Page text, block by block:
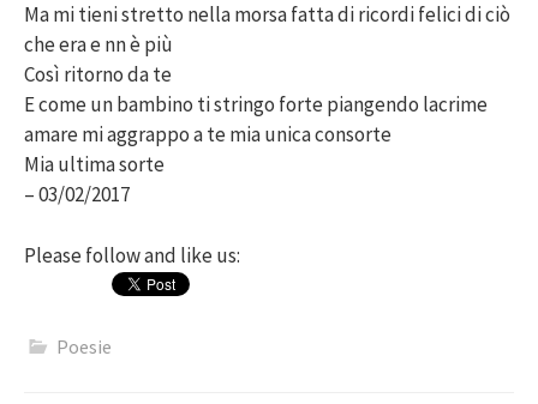
Ma mi tieni stretto nella morsa fatta di ricordi felici di ciò
che era e nn è più
Così ritorno da te
E come un bambino ti stringo forte piangendo lacrime
amare mi aggrappo a te mia unica consorte
Mia ultima sorte
– 03/02/2017
Please follow and like us:
Poesie